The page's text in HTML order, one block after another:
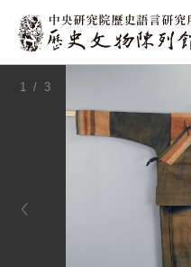
:::
1 / 3